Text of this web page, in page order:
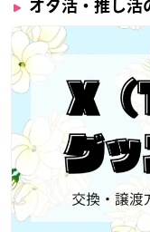
オタ活・推し活